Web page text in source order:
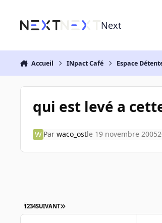
Next
Accueil INpact Café Espace
qui est levé a
Par waco_ostle 19 novembre 2005
1234SUIVANT